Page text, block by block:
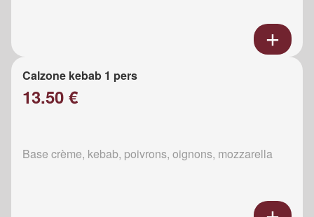
Calzone kebab 1 pers
13.50 €
Base crème, kebab, poivrons, oignons, mozzarella